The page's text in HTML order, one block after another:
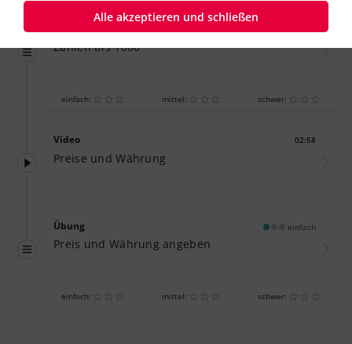
einfach
Zahlen bis 1000
einfach: mittel: schwer:
Video 02:58
Preise und Währung
Übung einfach
Preis und Währung angeben
einfach: mittel: schwer:
Alle akzeptieren und schließen